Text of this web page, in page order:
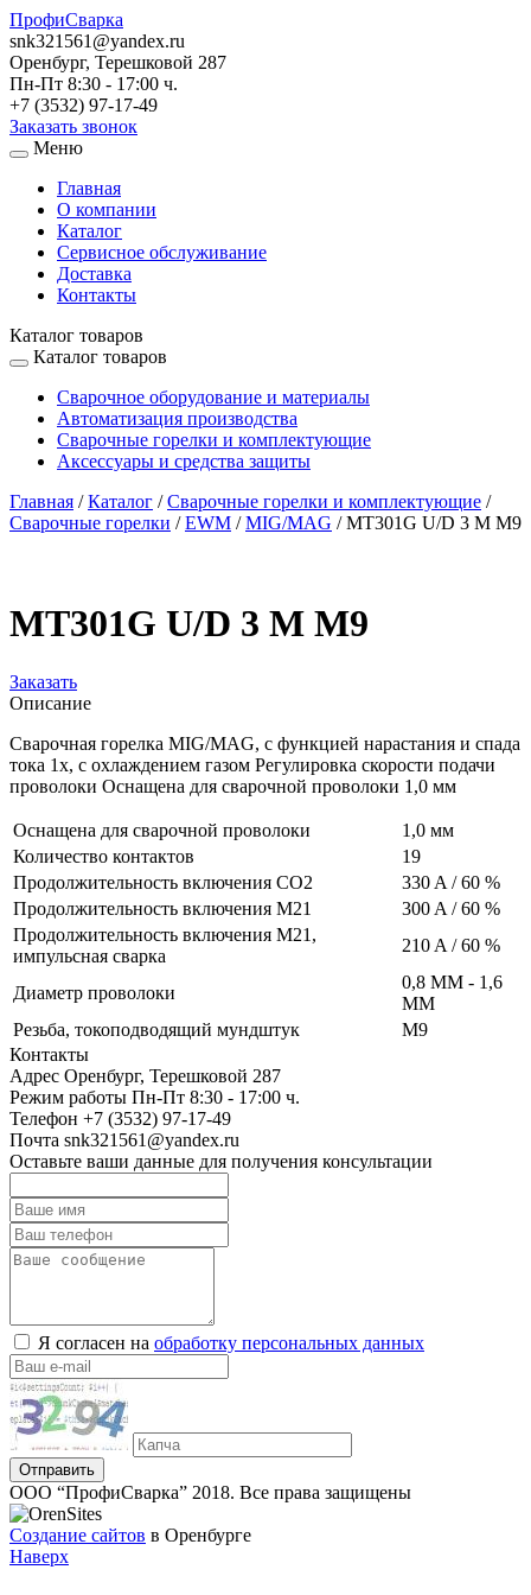
ПрофиСварка
snk321561@yandex.ru
Оренбург, Терешковой 287
Пн-Пт 8:30 - 17:00 ч.
+7 (3532) 97-17-49
Заказать звонок
Меню
Главная
О компании
Каталог
Сервисное обслуживание
Доставка
Контакты
Каталог товаров
Каталог товаров
Сварочное оборудование и материалы
Автоматизация производства
Сварочные горелки и комплектующие
Аксессуары и средства защиты
Главная /Каталог /Сварочные горелки и комплектующие /
Сварочные горелки /EWM /MIG/MAG /MT301G U/D 3 M M9
MT301G U/D 3 M M9
Заказать
Описание
Сварочная горелка MIG/MAG, с функцией нарастания и спада
тока 1x, с охлаждением газом Регулировка скорости подачи
проволоки Оснащена для сварочной проволоки 1,0 мм
Оснащена для сварочной проволоки
1,0 мм
Количество контактов
19
Продолжительность включения CO2
330 A / 60 %
Продолжительность включения M21
300 A / 60 %
Продолжительность включения M21,
импульсная сварка
210 A / 60 %
Диаметр проволоки
0,8 MM - 1,6
MM
Резьба, токоподводящий мундштук
M9
Контакты
Адрес Оренбург, Терешковой 287
Режим работы Пн-Пт 8:30 - 17:00 ч.
Телефон +7 (3532) 97-17-49
Почта snk321561@yandex.ru
Оставьте ваши данные для получения консультации
Я согласен на обработку персональных данных
Отправить
ООО “ПрофиСварка” 2018. Все права защищены
Создание сайтов в Оренбурге
Наверх